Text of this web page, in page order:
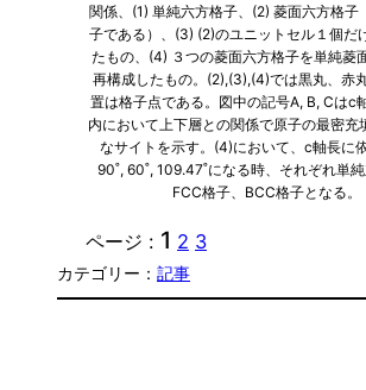
関係、(1) 単純六方格子、(2) 菱面六方格子
子である）、(3) (2)のユニットセル１個だ
たもの、(4) ３つの菱面六方格子を単純菱
再構成したもの。(2),(3),(4)では黒丸、赤
置は格子点である。図中の記号A, B, Cはc
内において上下層との関係で原子の最密充
なサイトを示す。(4)において、c軸長に
90˚, 60˚, 109.47˚になる時、それぞれ単純
FCC格子、BCC格子となる。
ページ : 1 2 3
カテゴリー： 記事